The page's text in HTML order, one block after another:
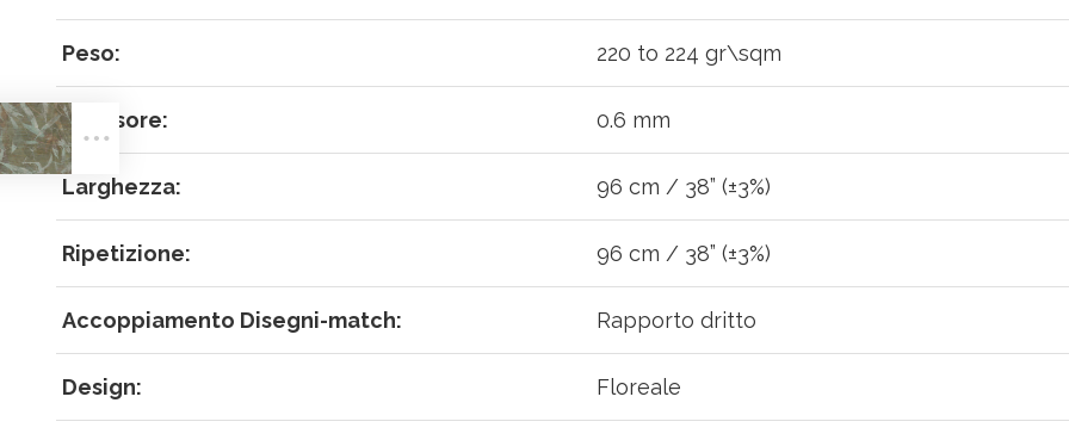
Peso: 220 to 224 gr\sqm
Spessore: 0.6 mm
Larghezza: 96 cm / 38” (±3%)
Ripetizione: 96 cm / 38” (±3%)
Accoppiamento Disegni-match: Rapporto dritto
Design: Floreale
ACCEDI
Hai dimenticato la password? Clicca qui